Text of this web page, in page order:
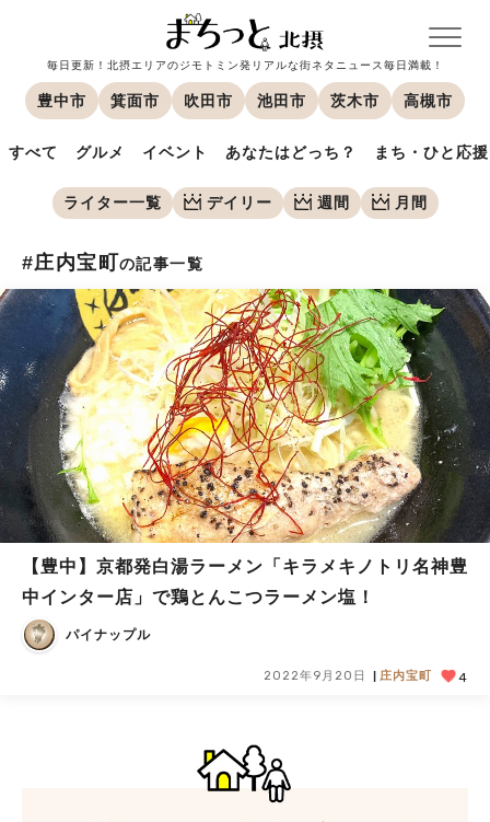
毎日更新！北摂エリアのジモトミン発リアルな街ネタニュース毎日満載！
豊中市 箕面市 吹田市 池田市 茨木市 高槻市
すべて グルメ イベント あなたはどっち？ まち・ひと応援
ライター一覧 デイリー 週間 月間
#庄内宝町 の記事一覧
【豊中】京都発白湯ラーメン「キラメキノトリ名神豊
中インター店」で鶏とんこつラーメン塩！
パイナップル
2022年9月20日 庄内宝町 4